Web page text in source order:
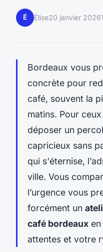
É Élise20 janvier 2026
Bordeaux vous
concrète pour
café, souvent la
matins. Pour
déposer un
capricieux sans
qui s'éternise,
ville. Vous
l’urgence vous
forcément un
café bordeaux
attentes et votre